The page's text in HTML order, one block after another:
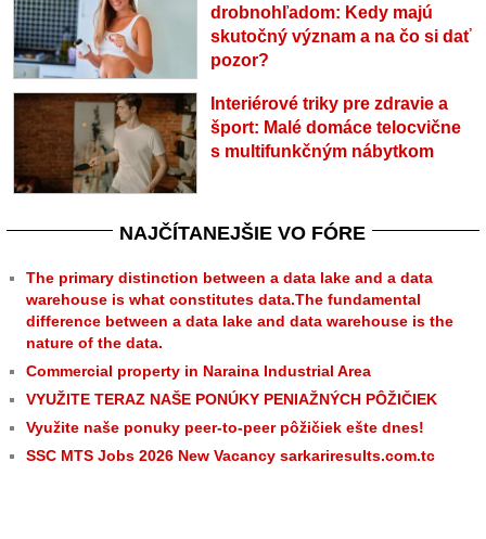
drobnohľadom: Kedy majú
skutočný význam a na čo si dať
pozor?
Interiérové triky pre zdravie a
šport: Malé domáce telocvične
s multifunkčným nábytkom
NAJČÍTANEJŠIE VO FÓRE
The primary distinction between a data lake and a data
warehouse is what constitutes data.The fundamental
difference between a data lake and data warehouse is the
nature of the data.
Commercial property in Naraina Industrial Area
VYUŽITE TERAZ NAŠE PONÚKY PENIAŽNÝCH PÔŽIČIEK
Využite naše ponuky peer-to-peer pôžičiek ešte dnes!
SSC MTS Jobs 2026 New Vacancy sarkariresults.com.tc